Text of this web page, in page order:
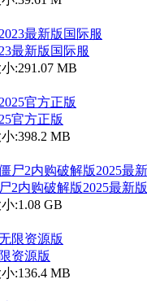
最新版国际服
:291.07 MB
官方正版
:398.2 MB
2内购破解版2025最新版
:1.08 GB
资源版
:136.4 MB